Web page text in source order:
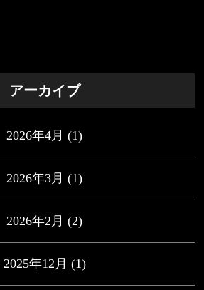
アーカイブ
2026年4月 (1)
2026年3月 (1)
2026年2月 (2)
2025年12月 (1)